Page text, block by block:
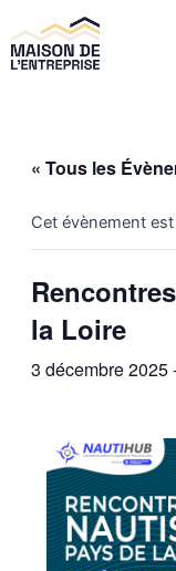
au
contenu
« Tous les
Cet évènement
la Loire
3 décembre 2025